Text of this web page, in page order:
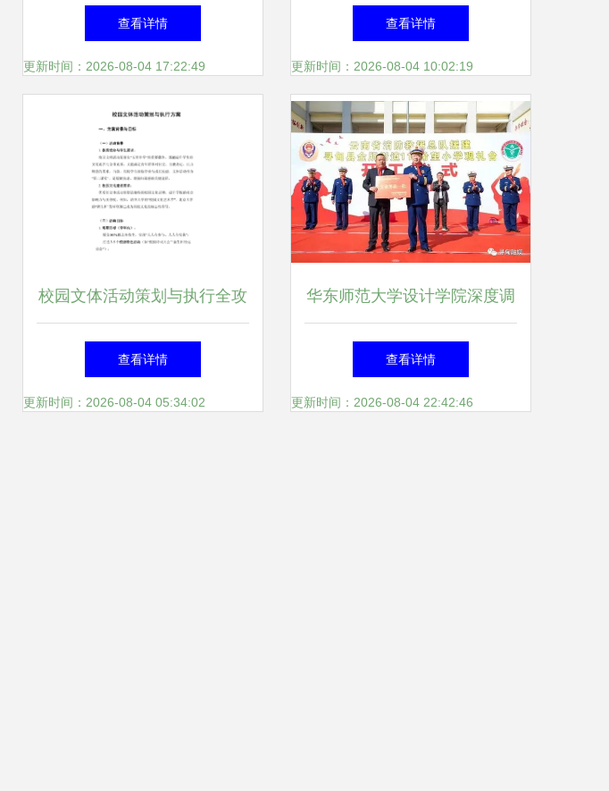
庆”系列文体活动策划方案
查看详情
更新时间：2026-08-04 17:22:49
四”文体活动方案
查看详情
更新时间：2026-08-04 10:02:19
校园文体活动策划与执行全攻
略 从创意到落地的完美闭环
查看详情
更新时间：2026-08-04 05:34:02
华东师范大学设计学院深度调
研我县文创产品开发与文体活
动策划融合发展
查看详情
更新时间：2026-08-04 22:42:46